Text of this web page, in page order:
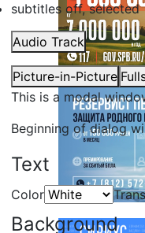
subtitles off, selected
Audio Track
Picture-in-Picture
This is a modal
Beginning of dialog
Text
Color
Background